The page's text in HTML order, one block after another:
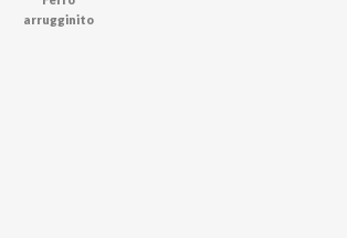
arrugginito